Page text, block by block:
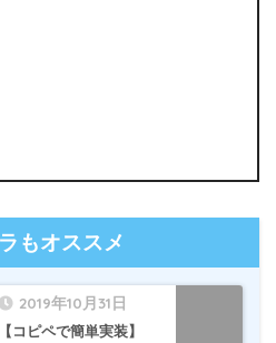
もオススメ
2019年10月31日
【コピペで簡単実装】